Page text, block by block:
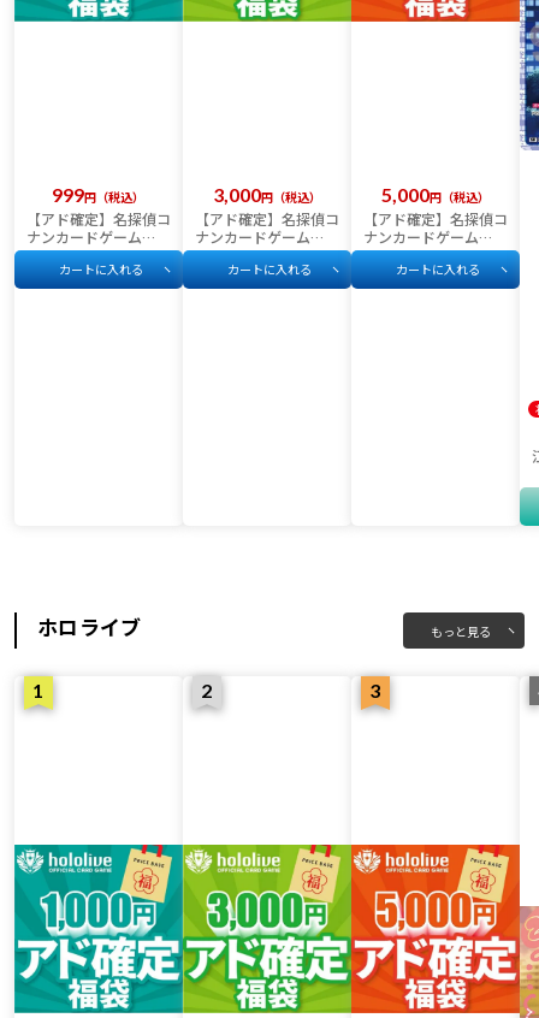
【アド確定】名探偵コ
ナンカードゲーム
1,000円福袋
999 税込
カートに入れる
【アド確定】名探偵コ
ナンカードゲーム
3,000円福袋
3,000 税込
カートに入れる
【アド確定】名探偵コ
ナンカードゲーム
5,000円福袋
5,000 税込
カートに入れる
ホロライブ もっと見る